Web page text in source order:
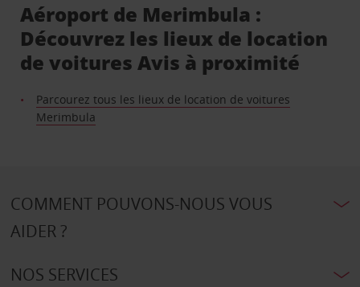
Aéroport de Merimbula :
Découvrez les lieux de location
de voitures Avis à proximité
Parcourez tous les lieux de location de voitures
Merimbula
COMMENT POUVONS-NOUS VOUS
AIDER ?
NOS SERVICES